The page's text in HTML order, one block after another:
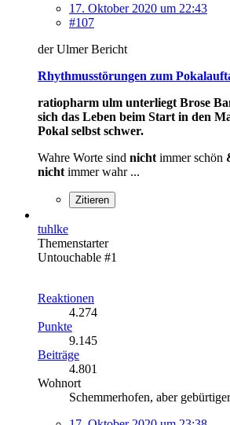
17. Oktober 2020 um 22:43
#107
der Ulmer Bericht
Rhythmusstörungen zum
ratiopharm ulm unterliegt Brose
sich das Leben beim Start in den
Pokal selbst schwer.
Wahre Worte sind nicht immer schön
nicht immer wahr ...
Zitieren
tuhlke
Themenstarter
Untouchable #1
Reaktionen
4.274
Punkte
9.145
Beiträge
4.801
Wohnort
Schemmerhofen, aber